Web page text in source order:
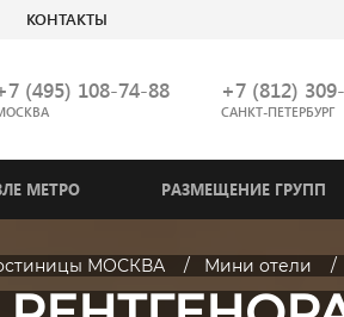
КОНТАКТЫ
(495) 108-74-88 +7 (812)
САНКТ-ПЕТЕРБУРГ
МЕТРО РАЗМЕЩЕНИЕ ГРУПП
МОСКВА Мини отели